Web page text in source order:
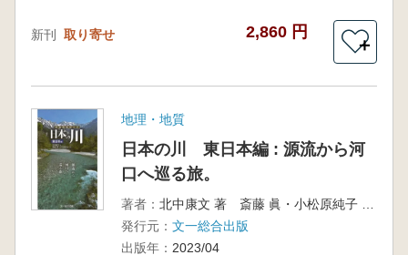
新刊 取り寄せ 2,860 円
＋
地理・地質
日本の川 東日本編 : 源流から河
口へ巡る旅。
著者：
発行元： 文一総合出版
出版年： 2023/04